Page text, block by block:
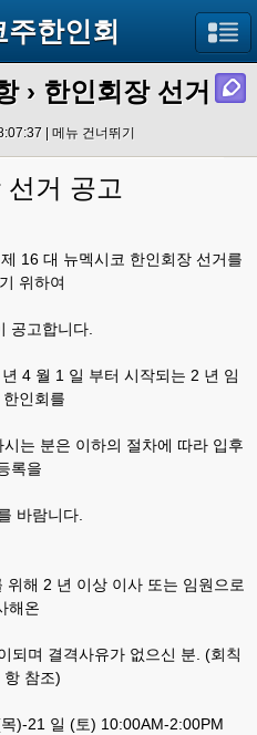
한인회
› 한인회장 선거
| 메뉴 건너뛰기
선거 공고
16 대 뉴멕시코 한인회장 선거를
위하여
공고합니다.
4 월 1 일 부터 시작되는 2 년 임
인회를
는 분은 이하의 절차에 따라 입후
록을
바람니다.
해 2 년 이상 이사 또는 임원으로
해온
되며 결격사유가 없으신 분. (회칙
항 참조)
)-21 일 (토) 10:00AM-2:00PM